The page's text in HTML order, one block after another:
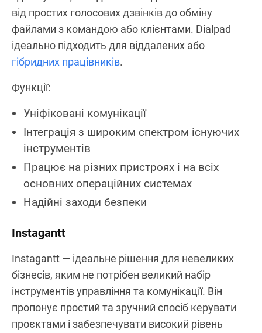
від простих голосових дзвінків до обміну
файлами з командою або клієнтами. Dialpad
ідеально підходить для віддалених або
гібридних працівників.
Функції:
Уніфіковані комунікації
Інтеграція з широким спектром існуючих
інструментів
Працює на різних пристроях і на всіх
основних операційних системах
Надійні заходи безпеки
Instagantt
Instagantt — ідеальне рішення для невеликих
бізнесів, яким не потрібен великий набір
інструментів управління та комунікації. Він
пропонує простий та зручний спосіб керувати
проєктами і забезпечувати високий рівень